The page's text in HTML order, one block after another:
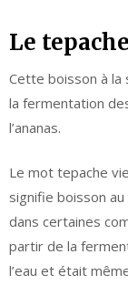
Le tepache
Cette boisson à
la fermentation
l’ananas.
Le mot tepache
signifie boisson
dans certaines
partir de la
l’eau et était